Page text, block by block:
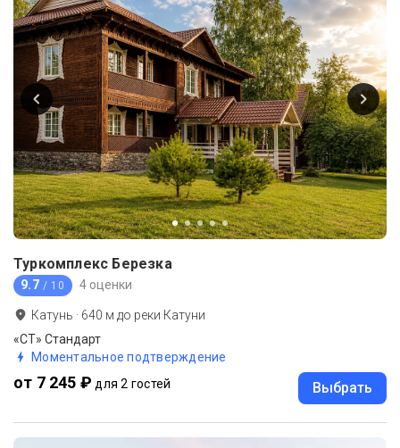
Туркомплекс Березка
9.7 / 10 4 оценки
Катунь · 640 м до реки Катуни
«СТ» Стандарт
Моментальное подтверждение
от 7 245 ₽ для 2 гостей Выбрать